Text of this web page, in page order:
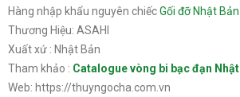
Hàng nhập khẩu nguyên chiếcGối đỡ Nhật Bản
Thương Hiệu: ASAHI
Xuất xứ : Nhật Bản
Tham khảo : Catalogue vòng bi bạc đạn Nhật
Web: https://thuyngocha.com.vn